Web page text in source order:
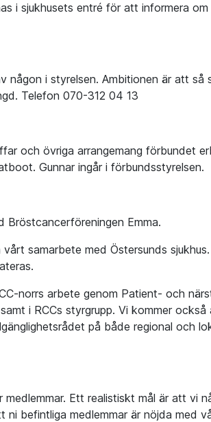
i sjukhusets entré för att informera
någon i styrelsen. Ambitionen är att så
Telefon 070-312 04 13
och övriga arrangemang förbundet
Gunnar ingår i förbundsstyrelsen.
Emma.
samarbete med Östersunds
norrs arbete genom Patient- och
i RCCs styrgrupp. Vi kommer också
på både regional och
Ett realistiskt mål är att vi
ni befintliga medlemmar är nöjda med